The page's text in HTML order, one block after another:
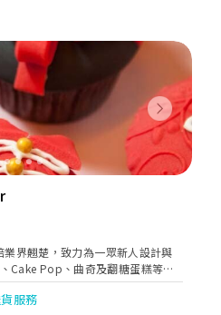
Next
界翹楚，致力為一眾新人設計與
Cake Pop、曲奇及翻糖蛋糕等
題而度身訂製。除此之外，
及回禮小禮物等服務，讓新人及
服務